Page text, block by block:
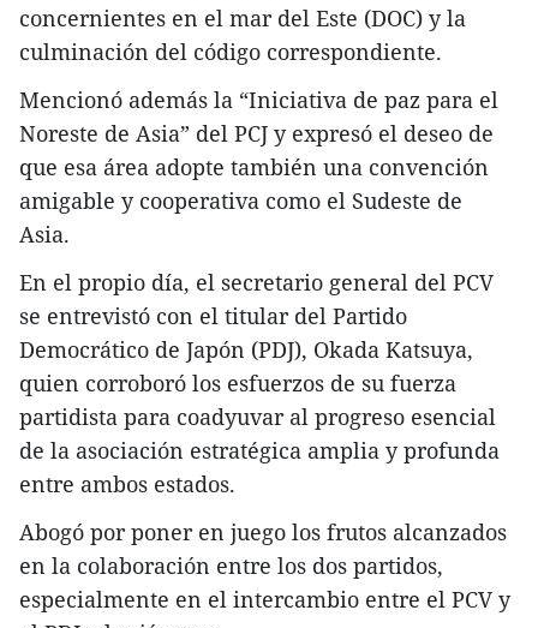
concernientes en el mar del Este (DOC) y la
culminación del código correspondiente.
Mencionó además la “Iniciativa de paz para el
Noreste de Asia” del PCJ y expresó el deseo de
que esa área adopte también una convención
amigable y cooperativa como el Sudeste de
Asia.
En el propio día, el secretario general del PCV
se entrevistó con el titular del Partido
Democrático de Japón (PDJ), Okada Katsuya,
quien corroboró los esfuerzos de su fuerza
partidista para coadyuvar al progreso esencial
de la asociación estratégica amplia y profunda
entre ambos estados.
Abogó por poner en juego los frutos alcanzados
en la colaboración entre los dos partidos,
especialmente en el intercambio entre el PCV y